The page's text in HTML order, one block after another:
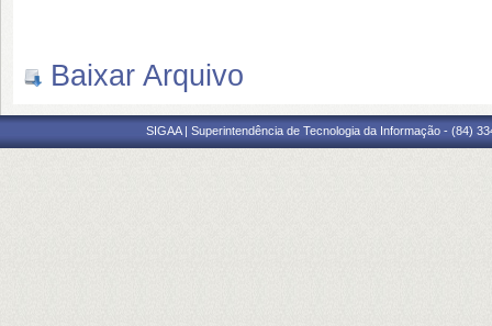
Baixar Arquivo
SIGAA | Superintendência de Tecnologia da Informação - (84)